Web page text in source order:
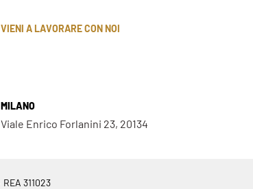
VIENI A LAVORARE CON NOI
MILANO
Viale Enrico Forlanini 23, 20134
311023